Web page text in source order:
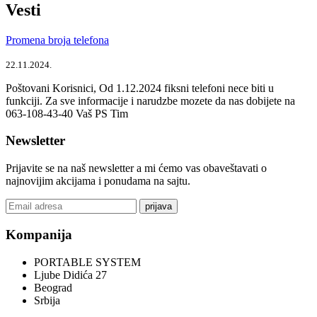
Vesti
Promena broja telefona
22.11.2024.
Poštovani Korisnici, Od 1.12.2024 fiksni telefoni nece biti u
funkciji. Za sve informacije i narudzbe mozete da nas dobijete na
063-108-43-40 Vaš PS Tim
Newsletter
Prijavite se na naš newsletter a mi ćemo vas obaveštavati o
najnovijim akcijama i ponudama na sajtu.
prijava
Kompanija
PORTABLE SYSTEM
Ljube Didića 27
Beograd
Srbija